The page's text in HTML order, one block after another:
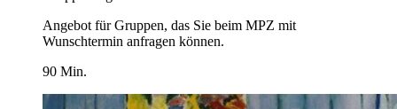
Angebot für Gruppen, das Sie beim MPZ mit
Wunschtermin anfragen können.
90 Min.